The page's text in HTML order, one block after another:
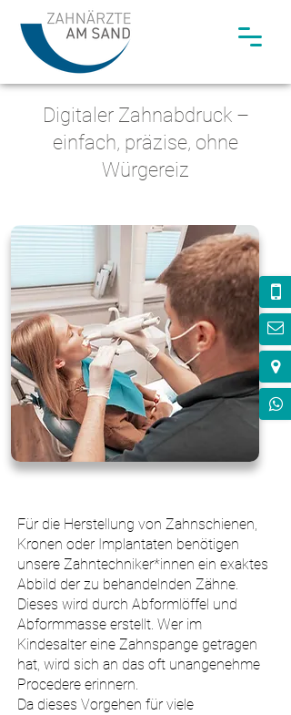
Digitaler Zahnabdruck –
einfach, präzise, ohne
Würgereiz
Für die Herstellung von Zahnschienen,
Kronen oder Implantaten benötigen
unsere Zahntechniker*innen ein exaktes
Abbild der zu behandelnden Zähne.
Dieses wird durch Abformlöffel und
Abformmasse erstellt. Wer im
Kindesalter eine Zahnspange getragen
hat, wird sich an das oft unangenehme
Procedere erinnern.
Da dieses Vorgehen für viele